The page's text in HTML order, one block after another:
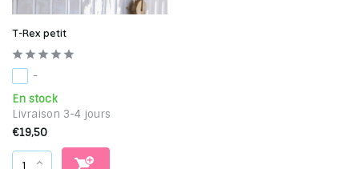
T-Rex petit
-
En stock
Livraison 3-4 jours
€19,50